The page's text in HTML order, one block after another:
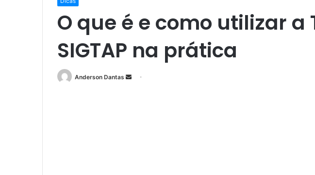
O que é e como utilizar a
SIGTAP na prática
Anderson Dantas
Mande